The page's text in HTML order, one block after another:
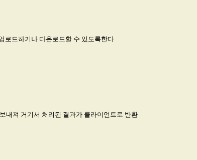
로드하거나 다운로드할 수 있도록한다.
내져 거기서 처리된 결과가 클라이언트로 반환